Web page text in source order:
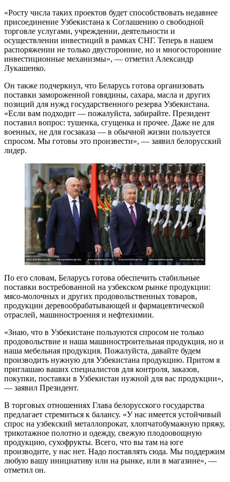
«Росту числа таких проектов будет способствовать недавнее
присоединение Узбекистана к Соглашению о свободной
торговле услугами, учреждении, деятельности и
осуществлении инвестиций в рамках СНГ. Теперь в нашем
распоряжении не только двусторонние, но и многосторонние
инвестиционные механизмы», — отметил Александр
Лукашенко.
Он также подчеркнул, что Беларусь готова организовать
поставки замороженной говядины, сахара, масла и других
позиций для нужд государственного резерва Узбекистана.
«Если вам подходит — пожалуйста, забирайте. Президент
поставил вопрос: тушенка, сгущенка и прочее. Даже не для
военных, не для госзаказа — в обычной жизни пользуется
спросом. Мы готовы это произвести», — заявил белорусский
лидер.
По его словам, Беларусь готова обеспечить стабильные
поставки востребованной на узбекском рынке продукции:
мясо-молочных и других продовольственных товаров,
продукции деревообрабатывающей и фармацевтической
отраслей, машиностроения и нефтехимии.
«Знаю, что в Узбекистане пользуются спросом не только
продовольствие и наша машиностроительная продукция, но и
наша мебельная продукция. Пожалуйста, давайте будем
производить нужную для Узбекистана продукцию. Притом я
приглашаю ваших специалистов для контроля, заказов,
покупки, поставки в Узбекистан нужной для вас продукции»,
— заявил Президент.
В торговых отношениях Глава белорусского государства
предлагает стремиться к балансу. «У нас имеется устойчивый
спрос на узбекский металлопрокат, хлопчатобумажную пряжу,
трикотажное полотно и одежду, свежую плодоовощную
продукцию, сухофрукты. Всего, что вы там на юге
производите, у нас нет. Надо поставлять сюда. Мы поддержим
любую вашу инициативу или на рынке, или в магазине», —
отметил он.